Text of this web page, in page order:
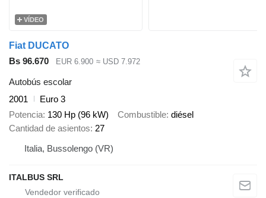
VÍDEO
Fiat DUCATO
Bs 96.670
EUR 6.900 ≈ USD 7.972
Autobús escolar
2001
Euro 3
Potencia 130 Hp (96 kW) Combustible diésel
Cantidad de asientos 27
Italia, Bussolengo (VR)
ITALBUS SRL